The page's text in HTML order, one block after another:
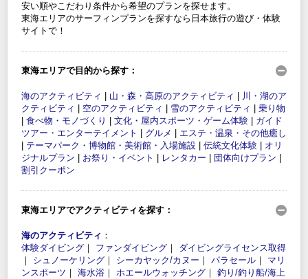
安い順やこだわり条件から希望のプランを探せます。
東海エリアのサーフィンプランを探すなら日本旅行の遊び・体験
サイトで！
東海エリアで目的から探す：
海のアクティビティ 山・森・高原のアクティビティ
川・湖のア
クティビティ
空のアクティビティ 雪のアクティビティ
乗り物
食べ物・モノづくり 文化・屋内スポーツ・ゲーム体験
ガイド
ツアー・エンターテイメント
グルメ
エステ・温泉・その他癒し
テーマパーク・博物館・美術館・入場施設 伝統文化体験
オリ
ジナルプラン
お祭り・イベント レンタカー 団体向けプラン
割引クーポン
東海エリアでアクティビティを探す：
海のアクティビティ ：
体験ダイビング ｜ ファンダイビング ｜ ダイビングライセンス取得
｜ シュノーケリング ｜ シーカヤック/カヌー ｜ パラセール ｜ マリ
ンスポーツ ｜ 海水浴 ｜ ホエールウォッチング ｜ 釣り/釣り船/海上